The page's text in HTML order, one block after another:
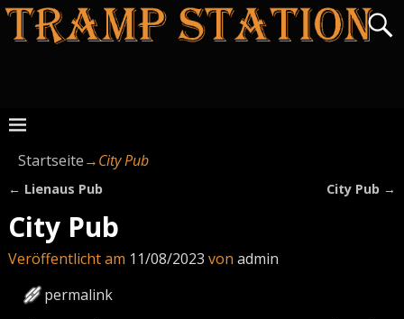
Startseite→City Pub
← Lienaus Pub City Pub →
City Pub
Veröffentlicht am 11/08/2023 von admin
permalink